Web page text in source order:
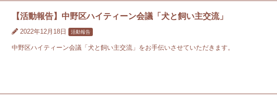
【活動報告】中野区ハイティーン会議「犬と飼い主交流」
2022年12月18日 活動報告
中野区ハイティーン会議「犬と飼い主交流」をお手伝いさせていただきます。